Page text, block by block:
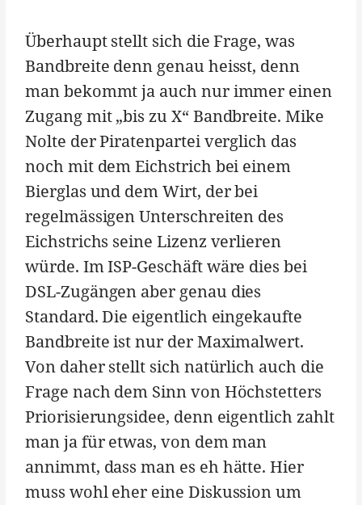
Überhaupt stellt sich die Frage, was
Bandbreite denn genau heisst, denn
man bekommt ja auch nur immer einen
Zugang mit „bis zu X“ Bandbreite. Mike
Nolte der Piratenpartei verglich das
noch mit dem Eichstrich bei einem
Bierglas und dem Wirt, der bei
regelmässigen Unterschreiten des
Eichstrichs seine Lizenz verlieren
würde. Im ISP-Geschäft wäre dies bei
DSL-Zugängen aber genau dies
Standard. Die eigentlich eingekaufte
Bandbreite ist nur der Maximalwert.
Von daher stellt sich natürlich auch die
Frage nach dem Sinn von Höchstetters
Priorisierungsidee, denn eigentlich zahlt
man ja für etwas, von dem man
annimmt, dass man es eh hätte. Hier
muss wohl eher eine Diskussion um